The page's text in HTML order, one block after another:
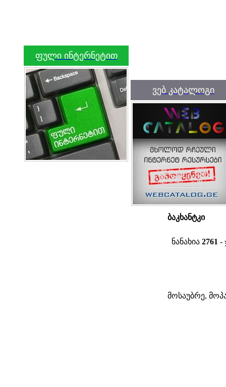
ფული ინტერნეტით
ვებ კატალოგი
ბაკხანტკი
ნანახია 2761 -
მოსაუბრე,